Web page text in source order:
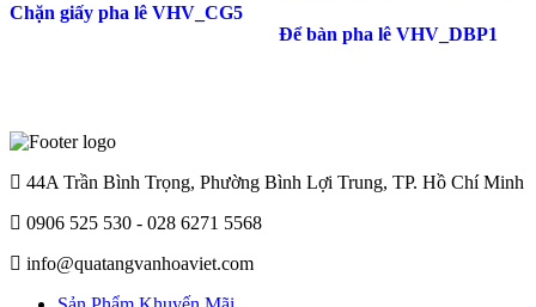
Chặn giấy pha lê VHV_CG5
Để bàn pha lê VHV_DBP1
44A Trần Bình Trọng, Phường Bình Lợi Trung, TP. Hồ Chí Minh
0906 525 530 - 028 6271 5568
info@quatangvanhoaviet.com